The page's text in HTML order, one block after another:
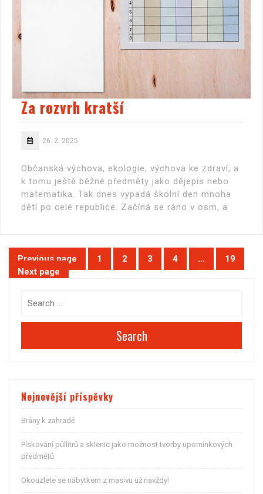
Za rozvrh kratší
26. 2. 2025
Občanská výchova, ekologie, výchova ke zdraví, a
k tomu ještě běžné předměty jako dějepis nebo
matematika. Tak dnes vypadá školní den mnoha
dětí po celé republice. Začíná se ráno v osm, a
Stránkování
příspěvků
Previous page Page
1 Page
2 Page
3 Page
4 … Page
19
Next page
Search
Nejnovější příspěvky
Brány k zahradě
Pískování půllitrů a sklenic jako možnost tvorby upomínkových
předmětů
Okouzlete se nábytkem z masivu už navždy!